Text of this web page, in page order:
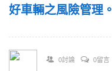
好車輛之風險管理。
0討論 0留言